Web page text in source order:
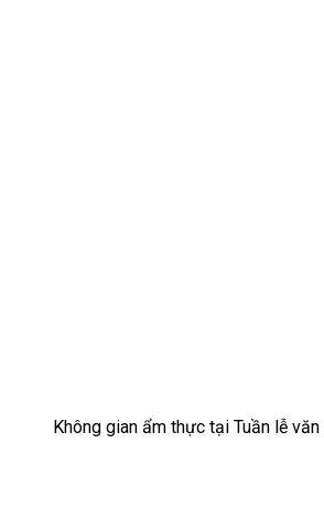
Không gian ẩm thực tại Tuần lễ